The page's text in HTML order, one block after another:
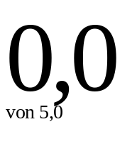
0,0
von 5,0